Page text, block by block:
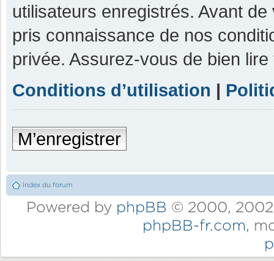
utilisateurs enregistrés. Avant
pris connaissance de nos
privée. Assurez-vous de bien
Conditions d’utilisation |
M’enregistrer
Index du forum
Powered by phpBB © 2000,
phpBB-fr.com,